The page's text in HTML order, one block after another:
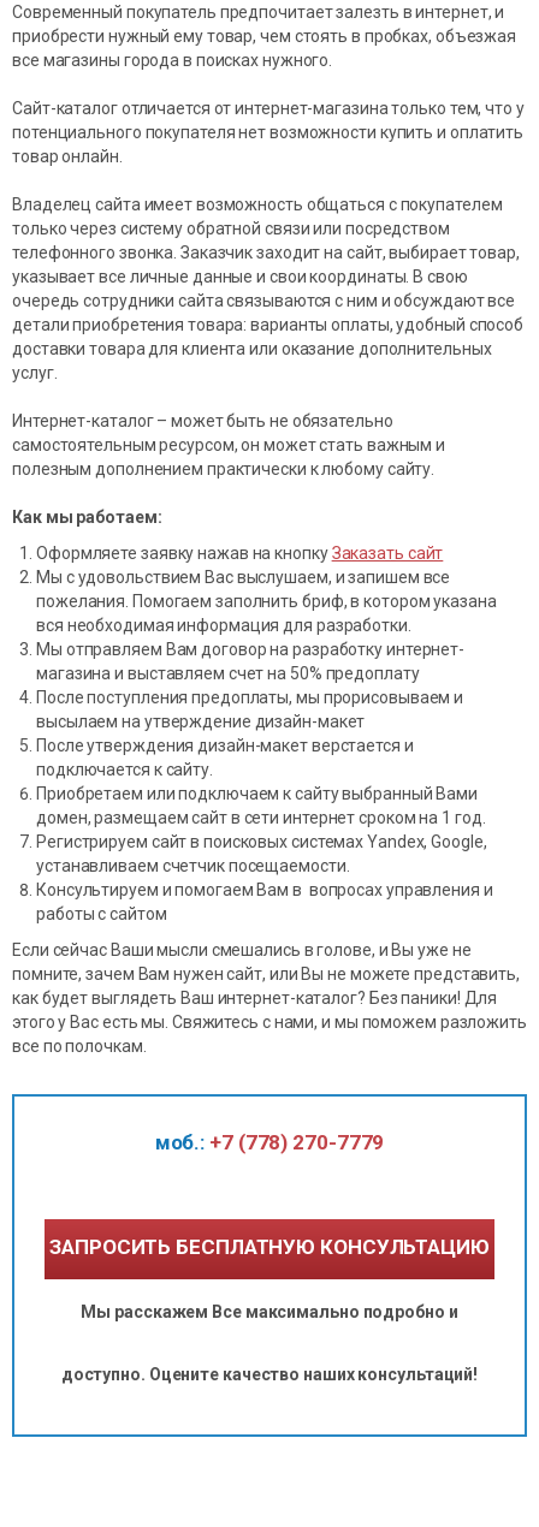
Современный покупатель предпочитает залезть в интернет, и
приобрести нужный ему товар, чем стоять в пробках, объезжая
все магазины города в поисках нужного.
Сайт-каталог отличается от интернет-магазина только тем, что у
потенциального покупателя нет возможности купить и оплатить
товар онлайн.
Владелец сайта имеет возможность общаться с покупателем
только через систему обратной связи или посредством
телефонного звонка. Заказчик заходит на сайт, выбирает товар,
указывает все личные данные и свои координаты. В свою
очередь сотрудники сайта связываются с ним и обсуждают все
детали приобретения товара: варианты оплаты, удобный способ
доставки товара для клиента или оказание дополнительных
услуг.
Интернет-каталог – может быть не обязательно
самостоятельным ресурсом, он может стать важным и
полезным дополнением практически к любому сайту.
Как мы работаем:
Оформляете заявку нажав на кнопкуЗаказать сайт
Мы с удовольствием Вас выслушаем, и запишем все
пожелания. Помогаем заполнить бриф, в котором указана
вся необходимая информация для разработки.
Мы отправляем Вам договор на разработку интернет-
магазина и выставляем счет на 50% предоплату
После поступления предоплаты, мы прорисовываем и
высылаем на утверждение дизайн-макет
После утверждения дизайн-макет верстается и
подключается к сайту.
Приобретаем или подключаем к сайту выбранный Вами
домен, размещаем сайт в сети интернет сроком на 1 год.
Регистрируем сайт в поисковых системах Yandex, Google,
устанавливаем счетчик посещаемости.
Консультируем и помогаем Вам в вопросах управления и
работы с сайтом
Если сейчас Ваши мысли смешались в голове, и Вы уже не
помните, зачем Вам нужен сайт, или Вы не можете представить,
как будет выглядеть Ваш интернет-каталог? Без паники! Для
этого у Вас есть мы. Свяжитесь с нами, и мы поможем разложить
все по полочкам.
моб.: +7 (778) 270-7779
ЗАПРОСИТЬ БЕСПЛАТНУЮ КОНСУЛЬТАЦИЮ
Мы расскажем Все максимально подробно и
доступно. Оцените качество наших консультаций!